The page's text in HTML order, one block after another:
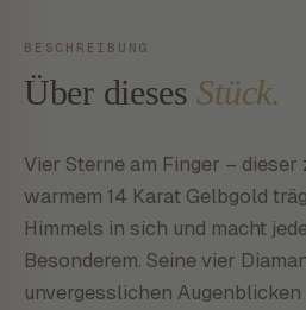
BESCHREIBUNG
Über dieses Stück.
Vier Sterne am Finger – dieser
warmem 14 Karat Gelbgold
Himmels in sich und macht
Besonderem. Seine vier
unvergesslichen